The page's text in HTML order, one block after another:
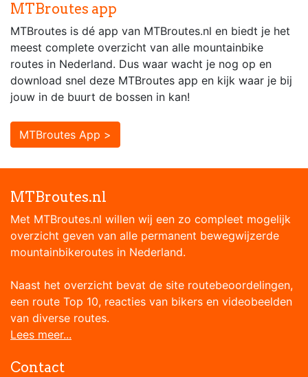
MTBroutes app
MTBroutes is dé app van MTBroutes.nl en biedt je het
meest complete overzicht van alle mountainbike
routes in Nederland. Dus waar wacht je nog op en
download snel deze MTBroutes app en kijk waar je bij
jouw in de buurt de bossen in kan!
MTBroutes App >
MTBroutes.nl
Met MTBroutes.nl willen wij een zo compleet mogelijk
overzicht geven van alle permanent bewegwijzerde
mountainbikeroutes in Nederland.
Naast het overzicht bevat de site routebeoordelingen,
een route Top 10, reacties van bikers en videobeelden
van diverse routes.
Lees meer...
Contact